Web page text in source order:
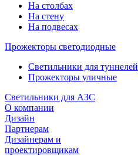
На столбах
На стену
На подвесах
Прожекторы светодиодные
Светильники для туннелей
Прожекторы уличные
Светильники для АЗС
О компании
Дизайн
Партнерам
Дизайнерам и
проектировщикам